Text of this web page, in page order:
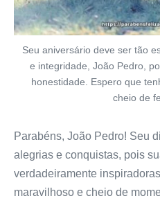
Seu aniversário deve ser tão
e integridade, João Pedro,
honestidade. Espero que
cheio de
Parabéns, João Pedro! Seu
alegrias e conquistas, pois
verdadeiramente
maravilhoso e cheio de